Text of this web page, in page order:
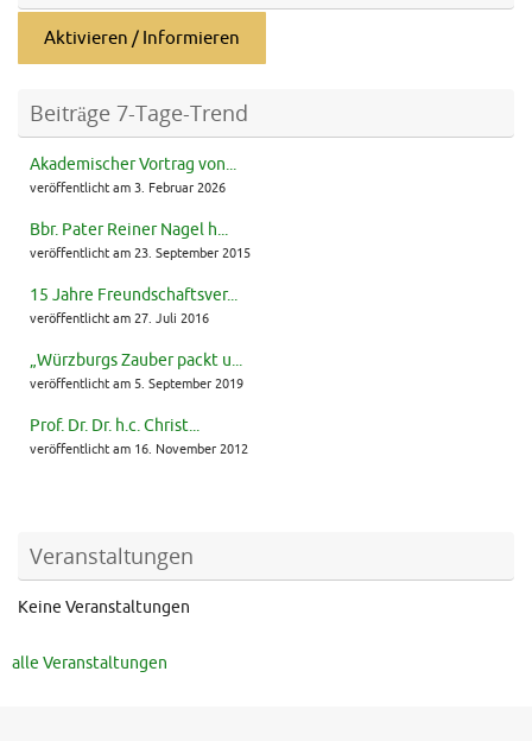
Aktivieren / Informieren
Beiträge 7-Tage-Trend
Akademischer Vortrag von...
veröffentlicht am 3. Februar 2026
Bbr. Pater Reiner Nagel h...
veröffentlicht am 23. September 2015
15 Jahre Freundschaftsver...
veröffentlicht am 27. Juli 2016
„Würzburgs Zauber packt u...
veröffentlicht am 5. September 2019
Prof. Dr. Dr. h.c. Christ...
veröffentlicht am 16. November 2012
Veranstaltungen
Keine Veranstaltungen
alle Veranstaltungen